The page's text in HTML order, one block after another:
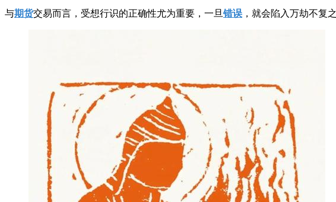
与期货交易而言，受想行识的正确性尤为重要，一旦错误 ，就会陷入万劫不复